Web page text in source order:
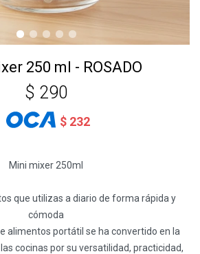
250 ml - ROSADO
$ 290
$ 232
Mini mixer 250ml
que utilizas a diario de forma rápida y
cómoda
alimentos portátil se ha convertido en la
cocinas por su versatilidad, practicidad,